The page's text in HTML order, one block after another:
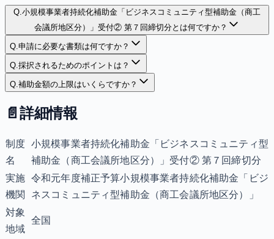
Q.小規模事業者持続化補助金「ビジネスコミュニティ型補助金（商工
会議所地区分）」受付② 第７回締切分とは何ですか？
Q.申請に必要な書類は何ですか？
Q.採択されるためのポイントは？
Q.補助金額の上限はいくらですか？
📄 詳細情報
制度
名
小規模事業者持続化補助金「ビジネスコミュニティ型
補助金（商工会議所地区分）」受付② 第７回締切分
実施
機関
令和元年度補正予算小規模事業者持続化補助金「ビジ
ネスコミュニティ型補助金（商工会議所地区分）」
対象
地域
全国